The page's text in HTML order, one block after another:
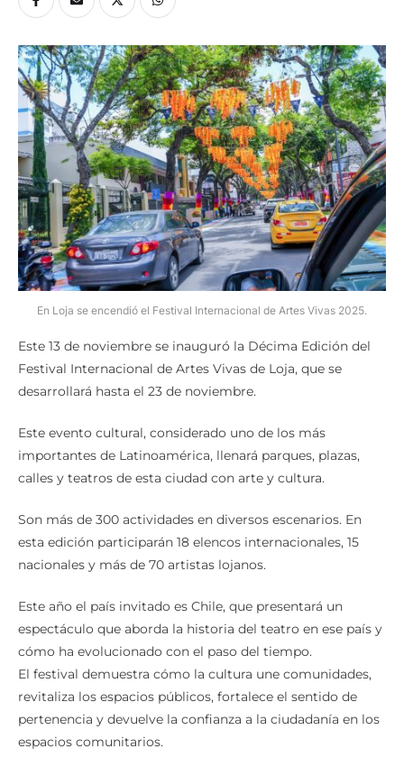
En Loja se encendió el Festival Internacional de Artes Vivas 2025.
Este 13 de noviembre se inauguró la Décima Edición del
Festival Internacional de Artes Vivas de Loja, que se
Este evento cultural, considerado uno de los más
importantes de Latinoamérica, llenará parques, plazas,
calles y teatros de esta ciudad con arte y cultura.
esta edición participarán 18 elencos internacionales, 15
nacionales y más de 70 artistas lojanos.
Este año el país invitado es Chile, que presentará un
espectáculo que aborda la historia del teatro en ese país y
cómo ha evolucionado con el paso del tiempo.
El festival demuestra cómo la cultura une comunidades,
revitaliza los espacios públicos, fortalece el sentido de
pertenencia y devuelve la confianza a la ciudadanía en los
espacios comunitarios.